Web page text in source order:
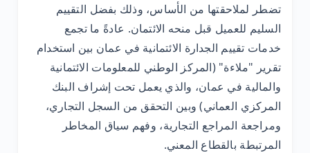
تضطر لملاحقتها من الأساس، وذلك بفضل التقييم
السليم للعميل قبل منحه الائتمان. عادةً ما تجمع
خدمات تقييم الجدارة الائتمانية في عمان بين استخدام
تقرير "ملاءة" (المركز الوطني للمعلومات الائتمانية
والمالية في عمان، والذي يعمل تحت إشراف البنك
المركزي العماني) وبين التحقق من السجل التجاري،
ومراجعة المراجع التجارية، وفهم سياق المخاطر
المرتبطة بالقطاع المعني.